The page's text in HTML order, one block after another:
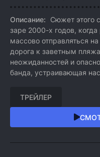
Описание:
Сюжет этого
заре 2000-х годов,
массово отправляться
дорога к заветным
неожиданностей и
банда, устраивающая
ТРЕЙЛЕР